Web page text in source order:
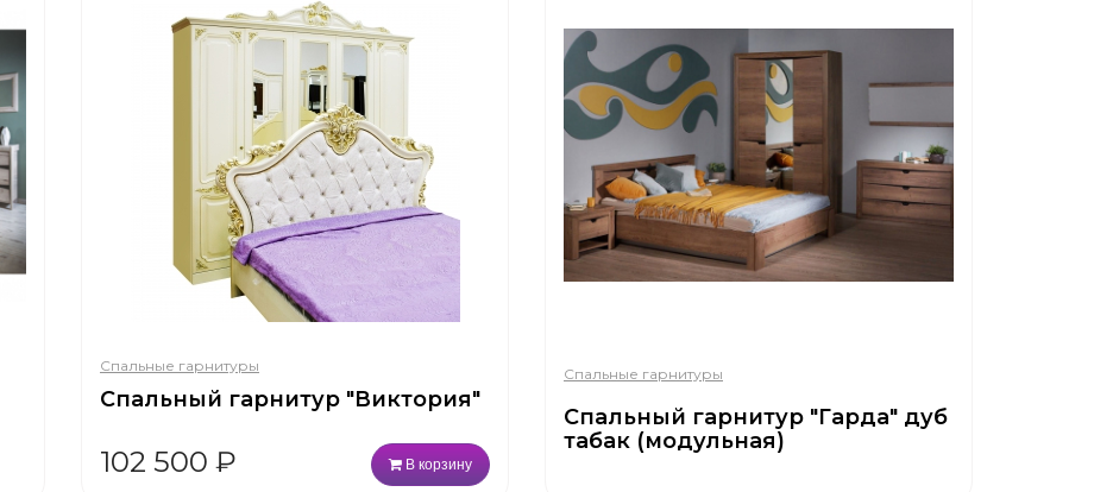
Спальные гарнитуры
Спальный гарнитур "Виктория"
102 500 ₽ В корзину
Спальные гарнитуры
Спальный гарнитур "Гарда" дуб
табак (модульная)